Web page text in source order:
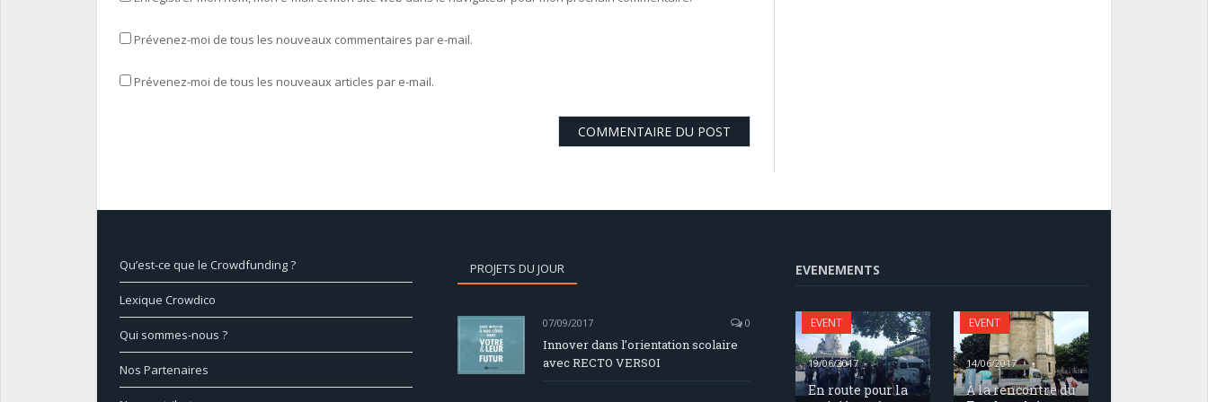
Prévenez-moi de tous les nouveaux commentaires par e-mail.
Prévenez-moi de tous les nouveaux articles par e-mail.
Qu’est-ce que le Crowdfunding ?
Lexique Crowdico
Qui sommes-nous ?
Nos Partenaires
PROJETS DU JOUR
07/09/2017 0
Innover dans l’orientation scolaire
avec RECTO VERSOI
EVENEMENTS
EVENT
19/06/2017
En route pour la
EVENT
14/06/2017
À la rencontre du